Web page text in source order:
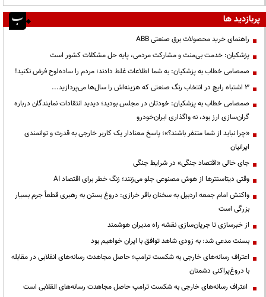
پربازدید ها
راهنمای خرید محصولات برق صنعتی ABB
پزشکیان: خدمت بی‌منت و مشارکت مردمی، پایه حل مشکلات کشور است
صمصامی خطاب به پزشکیان: به شما اطلاعات غلط دادند؛ مردم را ساده‌لوح فرض نکنید!
3 اشتباه رایج در انتخاب رنگ صنعتی که هزینه‌اش را سال‌ها می‌پردازید...
صمصامی خطاب به پزشکیان: خودتان در مجلس بودید؛ دیدید انتقادات نمایندگان درباره
گران‌سازی ارز بود، نه واگذاری ایران‌خودرو
«چرا نباید از شما متنفر باشند؟»؛ پاسخ معنادار یک کاربر خارجی به قدرت و توانمندی
ایرانیان
جای خالی «اقتصاد جنگی» در شرایط جنگی
وقتی دیتاسنترها از هوش مصنوعی جلو می‌زنند؛ زنگ خطر برای اقتصاد AI
واکنش امام جمعه اردبیل به سخنان باقر خرازی: دروغ بستن به رهبری قطعاً جرم بسیار
بزرگی است
از خبرسازی تا جریان‌سازی نقشه راه مدیران هوشمند
بسنت مدعی شد: به زودی شاهد توافق با ایران خواهیم بود
اعتراف رسانه‌های خارجی به شکست ترامپ؛ حاصل مجاهدت رسانه‌های انقلابی در مقابله
با دروغ‌پراکنی دشمنان
اعتراف رسانه‌های خارجی به شکست ترامپ حاصل مجاهدت رسانه‌های انقلابی است